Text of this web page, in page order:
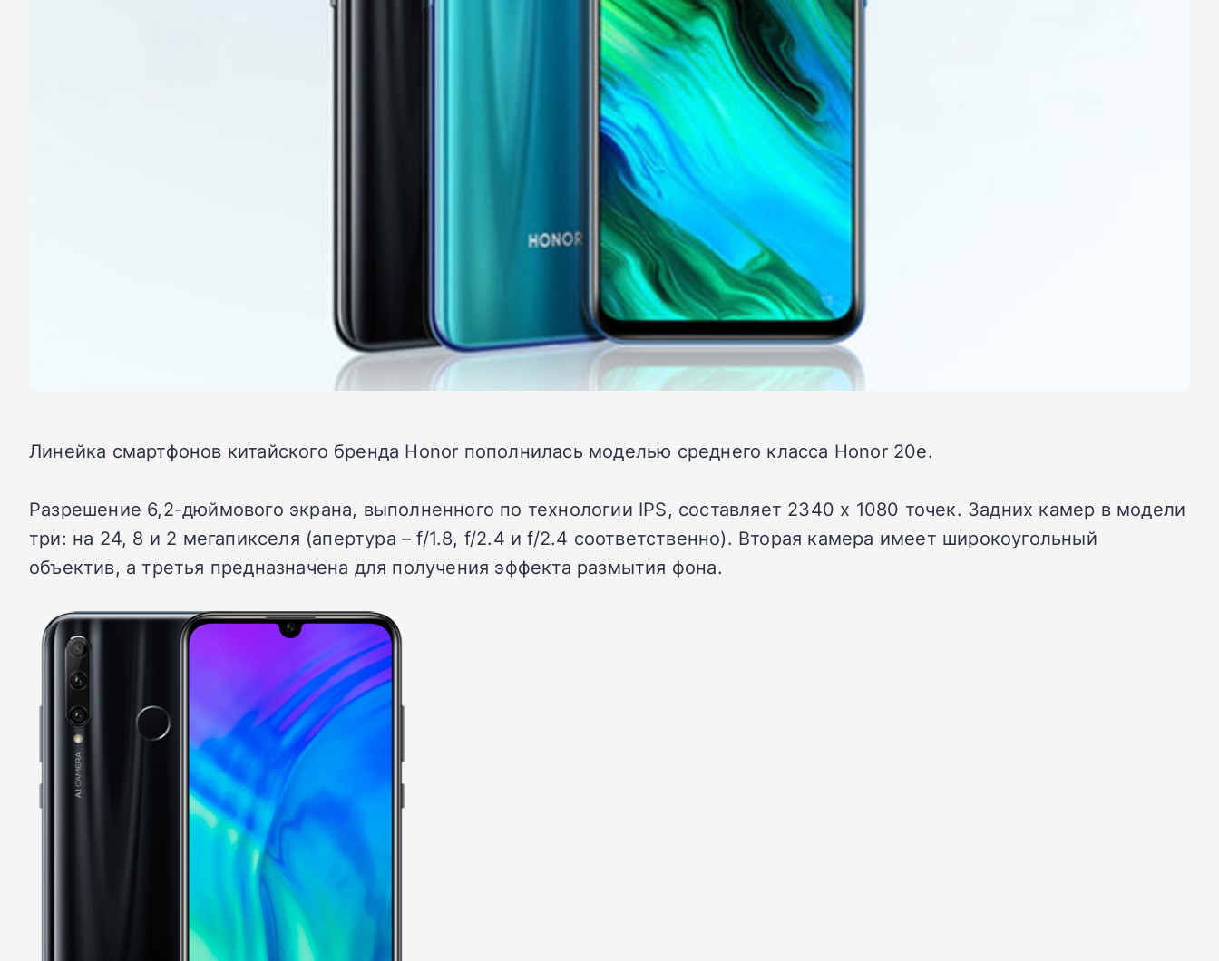
Линейка смартфонов китайского бренда Honor пополнилась моделью среднего класса Honor 20e.
Разрешение 6,2-дюймового экрана, выполненного по технологии IPS, составляет 2340 х 1080 точек. Задних камер в модели
три: на 24, 8 и 2 мегапикселя (апертура – f/1.8, f/2.4 и f/2.4 соответственно). Вторая камера имеет широкоугольный
объектив, а третья предназначена для получения эффекта размытия фона.